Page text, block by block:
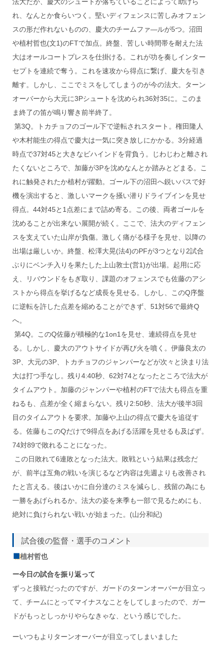
れ、なんとか食らいつく。堅いディフェンスに苦しみオフェン
スの形だ作れないものの、慶大のチームファ―ルが5つ。沼田
や植村哲也(文1)のFTで加点。終盤、苦しい時間帯を耐えた法
大はオールコートプレスを仕掛ける。これが功を奏しインター
セプトを連続で奪う。これを速攻から得点に繋げ、慶大を引き
離す。しかし、ここでミスをしてしまうのが今の法大。ターン
オーバーから大元に3Pシュートを沈められ36対35に。このま
ま終了の笛が鳴り響き前半終了。
第3Q。トカチョフのゴール下で逆転されスタート。権田隆人
や木村能生の得点で慶大は一気に突き放しにかかる。3分経過
時点で37対45と大きなビハインドを背負う。じわじわと離され
たくないところで、加藤が3Pを沈めなんとか踏みとどまる。こ
れに触発されたか植村が躍動。ゴール下の沼田へ鋭いパスで好
機を演出すると、激しいマークを掻い潜りドライブインを見せ
得点。44対45と1点差にまで詰め寄る。この後、両者ゴールを
沈めることが出来ない展開が続く。ここで、法大のディフェン
スを支えていた山岸が負傷。激しく痛がる様子を見せ、以降の
出場は厳しいか。終盤、松澤大晃(法4)のPFが3つとなり2試合
ぶりにベンチ入りを果たした上山敦士(営1)が出場。起用に応
え、リバウンドをもぎ取り、課題のオフェンスでも佐藤のアシ
ストから得点を挙げるなど成長を見せる。しかし、このQ序盤
に逆転を許した点差を縮めることができず、51対56で最終Q
へ。
第4Q。このQ佐藤が積極的な1on1を見せ、連続得点を見せ
る。しかし、慶大のアウトサイドが再び火を噴く。伊藤良太の
3P、大元の3P、トカチョフのジャンパーなどが次々と決まり法
大は打つ手なし。残り4:40秒、62対74となったところで法大が
タイムアウト。加藤のジャンパーや植村のFTで法大も得点を重
ねるも、点差が全く縮まらない。残り2:50秒、法大が後半3回
目のタイムアウトを要求。加藤や上山の得点で慶大を追従す
る。佐藤もこのQだけで9得点をあげる活躍を見せるも及ばず。
74対89で敗れることになった。
この日敗れて6連敗となった法大。敗戦という結果は残念だ
が、前半は互角の戦いを演じるなど内容は先週よりも改善され
たと言える。後はいかに自分達のミスを減らし、残留の為にも
一勝をあげられるか。法大の姿を来季も一部で見るためにも、
絶対に負けられない戦いが始まった。 (山分和紀)
試合後の監督・選手のコメント
植村哲也
ー今日の試合を振り返って
ずっと接戦だったのですが、ガードのターンオーバーが目立っ
て、チームにとってマイナスなことをしてしまったので、ガー
ドがもっとしっかりやらなきゃな、という感じでした。
ーいつもよりターンオーバーが目立ってしまいました